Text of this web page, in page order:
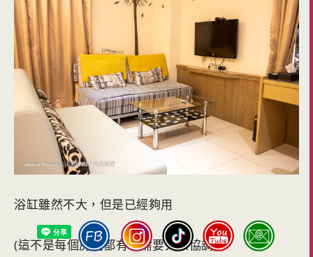
浴缸雖然不大，但是已經夠用
(這不是每個房間都有，需要大家協調)